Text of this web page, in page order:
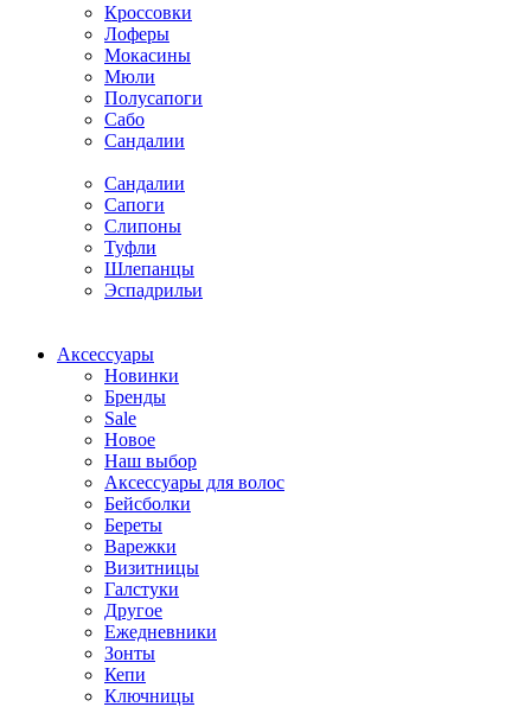
Кроссовки
Лоферы
Мокасины
Мюли
Полусапоги
Сабо
Сандалии
Сандалии
Сапоги
Слипоны
Туфли
Шлепанцы
Эспадрильи
Аксессуары
Новинки
Бренды
Sale
Новое
Наш выбор
Аксессуары для волос
Бейсболки
Береты
Варежки
Визитницы
Галстуки
Другое
Ежедневники
Зонты
Кепи
Ключницы